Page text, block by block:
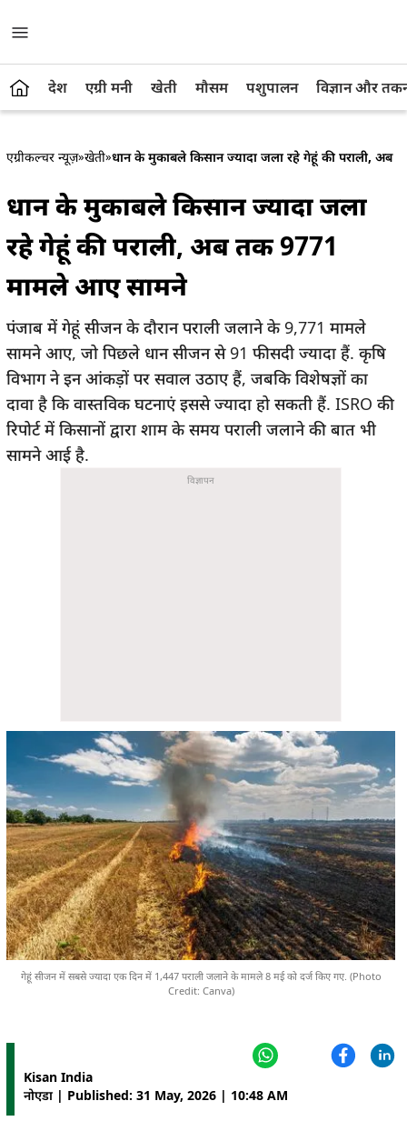
देश एग्री मनी खेती मौसम पशुपालन विज्ञान और
एग्रीकल्चर न्यूज़»खेती»धान के मुकाबले किसान ज्यादा जला रहे गेहूं की पराली,
धान के मुकाबले किसान ज्यादा जला
रहे गेहूं की पराली, अब तक 9771
मामले आए सामने
पंजाब में गेहूं सीजन के दौरान पराली जलाने के 9,771 मामले
सामने आए, जो पिछले धान सीजन से 91 फीसदी ज्यादा हैं. कृषि
विभाग ने इन आंकड़ों पर सवाल उठाए हैं, जबकि विशेषज्ञों का
दावा है कि वास्तविक घटनाएं इससे ज्यादा हो सकती हैं. ISRO की
रिपोर्ट में किसानों द्वारा शाम के समय पराली जलाने की बात भी
सामने आई है.
गेहूं सीजन में सबसे ज्यादा एक दिन में 1,447 पराली जलाने के मामले 8 मई को दर्ज किए गए. (Photo
Credit: Canva)
Kisan India
नोएडा | Published: 31 May, 2026 | 10:48 AM